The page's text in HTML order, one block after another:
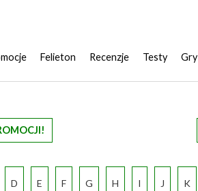
Felieton Recenzje Testy Gry
D E F G H I J K